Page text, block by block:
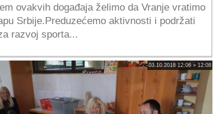
ovakvih događaja želimo da Vranje vratimo
Srbije.Preduzećemo aktivnosti i podržati
razvoj sporta...
03.10.2018 12:06 » 12:08